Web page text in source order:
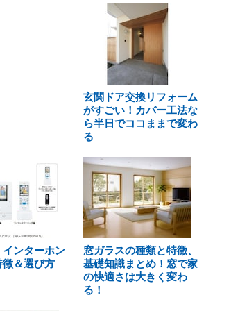
玄関ドア交換リフォーム
がすごい！カバー工法な
ら半日でココままで変わ
る
インターホン
＆選び方
窓ガラスの種類と特徴、
基礎知識まとめ！窓で家
の快適さは大きく変わ
る！